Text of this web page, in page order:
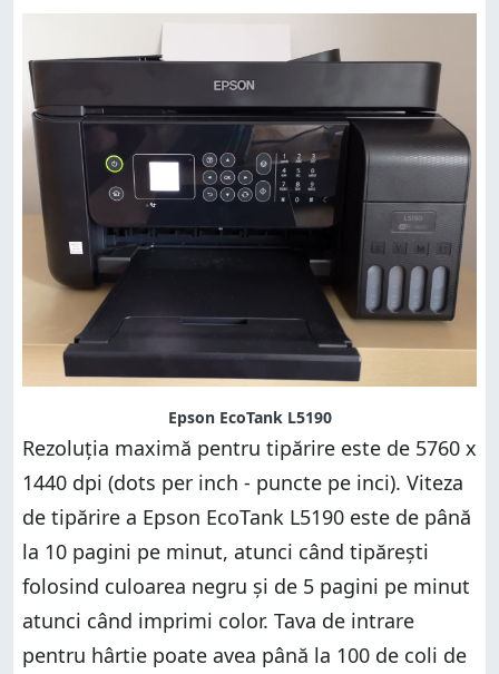
Epson EcoTank L5190
Rezoluția maximă pentru tipărire este de 5760 x
1440 dpi (dots per inch - puncte pe inci). Viteza
de tipărire a Epson EcoTank L5190 este de până
la 10 pagini pe minut, atunci când tipărești
folosind culoarea negru și de 5 pagini pe minut
atunci când imprimi color. Tava de intrare
pentru hârtie poate avea până la 100 de coli de